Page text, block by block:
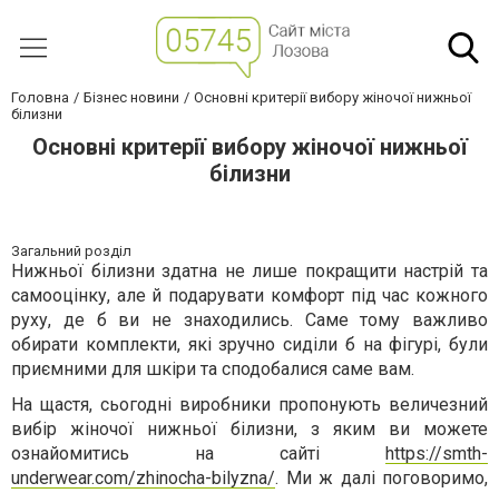
Головна Бізнес новини
Основні критерії вибору жіночої нижньої
білизни
Основні критерії вибору жіночої нижньої
білизни
Загальний розділ
Нижньої білизни здатна не лише покращити настрій та
самооцінку, але й подарувати комфорт під час кожного
руху, де б ви не знаходились. Саме тому важливо
обирати комплекти, які зручно сиділи б на фігурі, були
приємними для шкіри та сподобалися саме вам.
На щастя, сьогодні виробники пропонують величезний
вибір жіночої нижньої білизни, з яким ви можете
ознайомитись на сайті https://smth-
underwear.com/zhinocha-bilyzna/. Ми ж далі поговоримо,